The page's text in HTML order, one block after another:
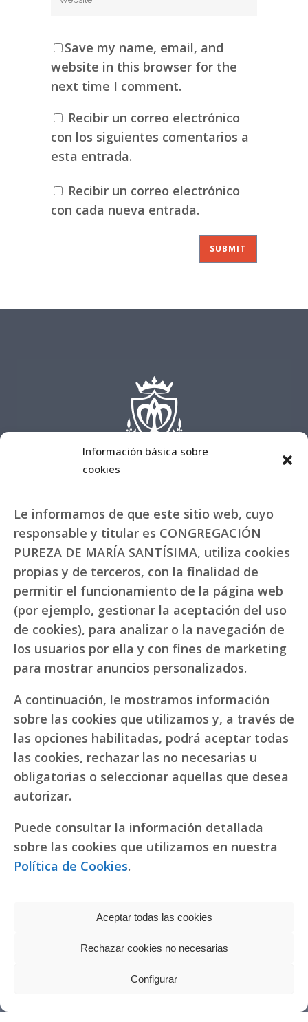
Información básica sobre
cookies
Le informamos de que este sitio web, cuyo
responsable y titular es CONGREGACIÓN
PUREZA DE MARÍA SANTÍSIMA, utiliza cookies
propias y de terceros, con la finalidad de
permitir el funcionamiento de la página web
(por ejemplo, gestionar la aceptación del uso
de cookies), para analizar o la navegación de
los usuarios por ella y con fines de marketing
para mostrar anuncios personalizados.
A continuación, le mostramos información
sobre las cookies que utilizamos y, a través de
las opciones habilitadas, podrá aceptar todas
las cookies, rechazar las no necesarias u
obligatorias o seleccionar aquellas que desea
autorizar.
Puede consultar la información detallada
sobre las cookies que utilizamos en nuestra
Política de Cookies.
Aceptar todas las cookies
Rechazar cookies no necesarias
Configurar
Save my name, email, and
website in this browser for the
next time I comment.
Recibir un correo electrónico
con los siguientes comentarios a
esta entrada.
Recibir un correo electrónico
con cada nueva entrada.
Copyright © 2022 RR. Pureza de María